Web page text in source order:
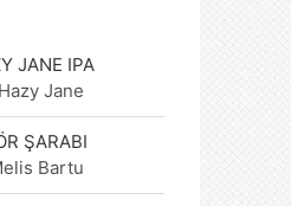
JANE IPA
Hazy Jane
ŞARABI
Bartu